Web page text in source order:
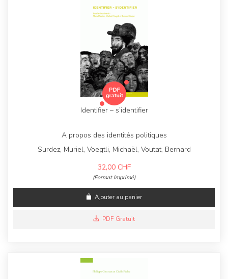
Identifier – s’identifier
A propos des identités politiques
Surdez, Muriel, Voegtli, Michaël, Voutat, Bernard
32,00 CHF
(Format Imprimé)
Ajouter au panier
PDF Gratuit